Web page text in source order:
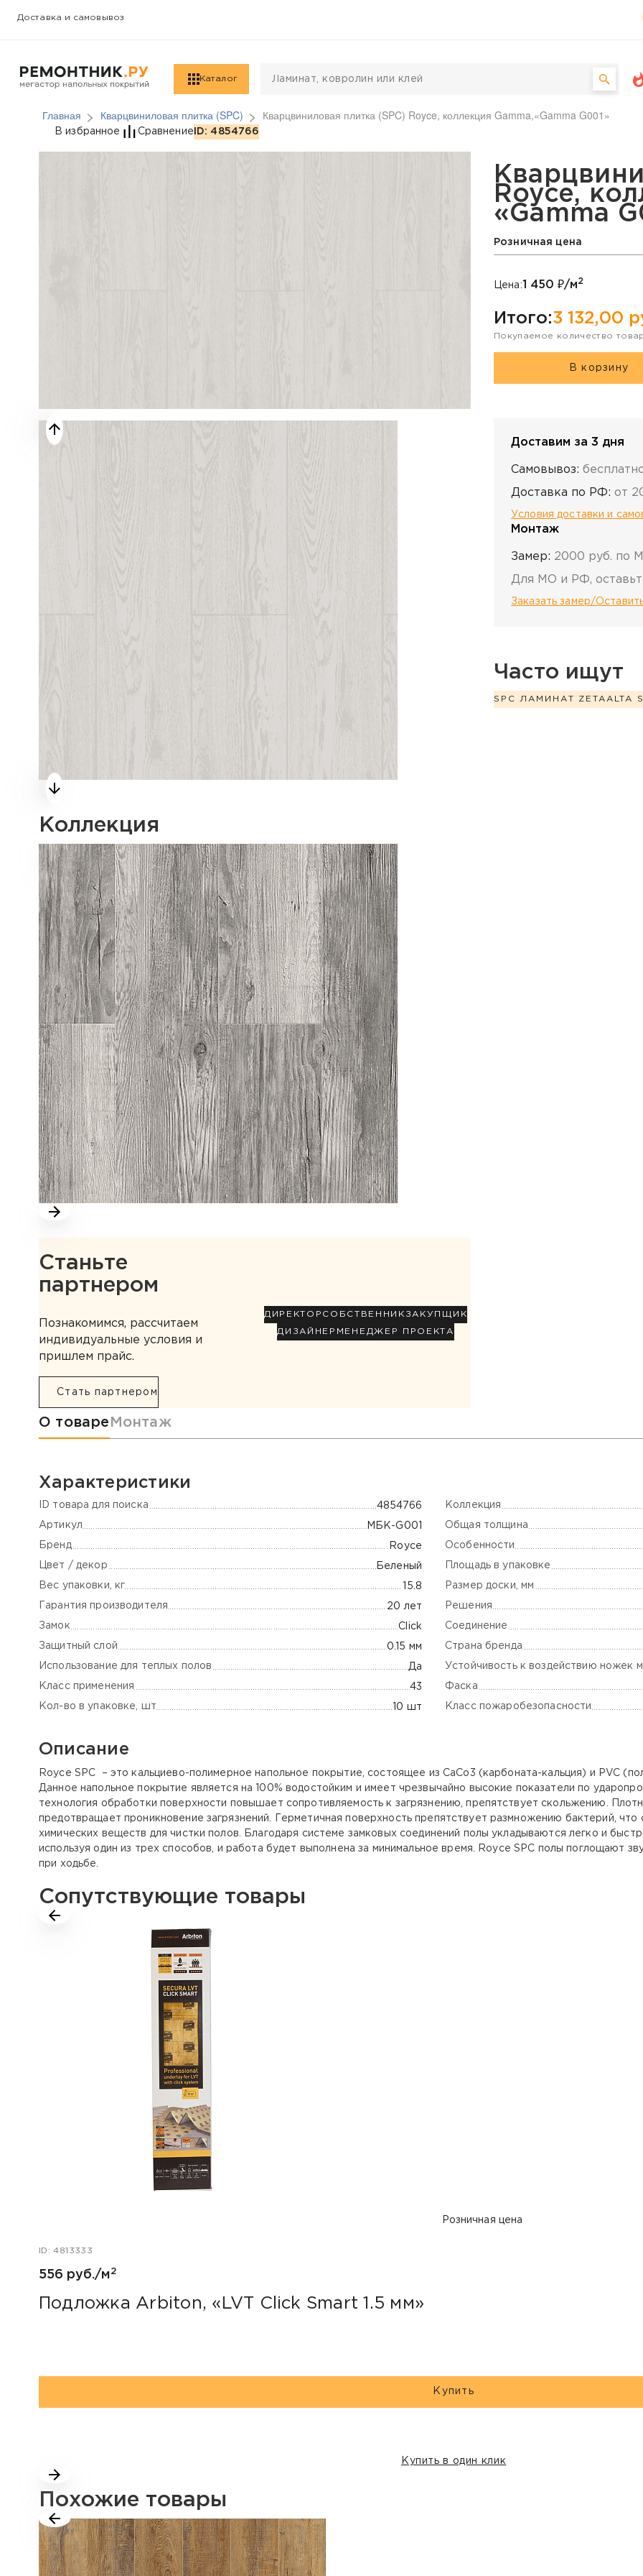
Доставка и самовывоз
Каталог
Главная Кварцвиниловая плитка (SPC) Кварцвиниловая плитка (SPC) Royce, коллекция Gamma,«Gamma G001»
Кварцвиниловая плитка (SPC) Royce,
В избранное Сравнение ID: 4854766
Коллекция
Станьте
партнером
Познакомимся, рассчитаем
индивидуальные условия и
пришлем прайс.
Стать партнером
ДИРЕКТОР СОБСТВЕННИК ЗАКУПЩИК
ДИЗАЙНЕР МЕНЕДЖЕР ПРОЕКТА
Royce,
«Gamma
Розничная цена
Цена:1 450 ₽/м2
Итого:3 132,00
Покупаемое количество
В корзину
Доставим за 3 дня
Самовывоз:
Доставка по РФ: от
Условия доставки и
Монтаж
Замер: 2000 руб. по
Для МО и РФ,
Заказать замер/
Часто ищут
SPC ЛАМИНАТ ZETA ALTA
Информация о товаре
О товаре Монтаж
Характеристики
ID товара для поиска 4854766
Артикул МБК-G001
Бренд Royce
Цвет / декор Беленый
Вес упаковки, кг 15.8
Гарантия производителя 20 лет
Замок Click
Защитный слой 0.15 мм
Использование для теплых полов Да
Класс применения 43
Кол-во в упаковке, шт 10 шт
Коллекция
Общая толщина
Особенности
Площадь в упаковке
Размер доски, мм
Решения
Соединение
Страна бренда
Устойчивость к воздействию ножек
Фаска
Класс пожаробезопасности
Описание
Royce SPC – это кальциево-полимерное напольное покрытие, состоящее из CaCo3 (карбоната-кальция) и PVC
Данное напольное покрытие является на 100% водостойким и имеет чрезвычайно высокие показатели по
технология обработки поверхности повышает сопротивляемость к загрязнению, препятствует скольжению.
предотвращает проникновение загрязнений. Герметичная поверхность препятствует размножению бактерий,
химических веществ для чистки полов. Благодаря системе замковых соединений полы укладываются легко и
используя один из трех способов, и работа будет выполнена за минимальное время. Royce SPC полы поглощают
при ходьбе.
Сопутствующие товары
Розничная цена
ID: 4813333
556 руб./м2
Подложка Arbiton, «LVT Click Smart 1.5 мм»
Купить
Купить в один клик
Похожие товары